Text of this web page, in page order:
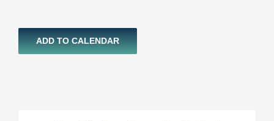
ADD TO CALENDAR